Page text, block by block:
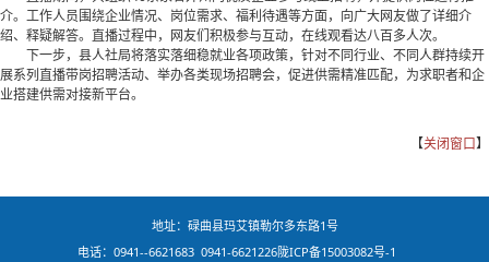
介。工作人员围绕企业情况、岗位需求、福利待遇等方面，向广大网友做了详细介
绍、释疑解答。直播过程中，网友们积极参与互动，在线观看达八百多人次。
下一步，县人社局将落实落细稳就业各项政策，针对不同行业、不同人群持续开
展系列直播带岗招聘活动、举办各类现场招聘会，促进供需精准匹配，为求职者和企
业搭建供需对接新平台。
【关闭窗口】
地址：碌曲县玛艾镇勒尔多东路1号
电话：0941--6621683 0941-6621226陇ICP备15003082号-1